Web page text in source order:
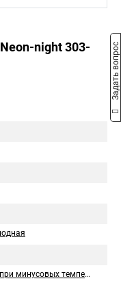
night 303-
Работа при минусовых температурах
Задать вопрос